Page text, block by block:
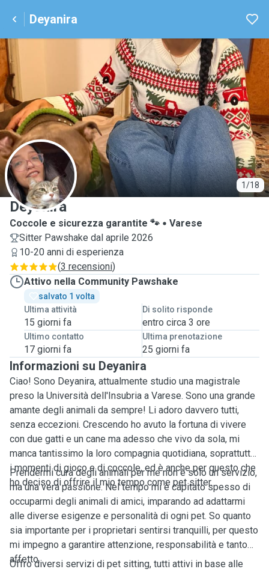
Deyanira
1/18
D
Deyanira
Coccole e sicurezza garantite 🐾
Varese
Sitter Pawshake dal aprile 2026
10-20 anni di esperienza
(3 recensioni)
Attivo nella Community Pawshake
salvato 1 volta
Ultima attività
15 giorni fa
Di solito risponde
entro circa 3 ore
Ultimo contatto
17 giorni fa
Ultima prenotazione
25 giorni fa
Informazioni su Deyanira
Ciao! Sono Deyanira, attualmente studio una magistrale
preso la Università dell'Insubria a Varese. Sono una grande
amante degli animali da sempre! Li adoro davvero tutti,
senza eccezioni. Crescendo ho avuto la fortuna di vivere
con due gatti e un cane ma adesso che vivo da sola, mi
manca tantissimo la loro compagnia quotidiana, soprattutto
i momenti di gioco e di coccole, ed è anche per questo che
ho deciso di offrire il mio tempo come pet sitter.
Prendermi cura degli animali per me non è solo un servizio,
ma una vera passione. Nel tempo mi è capitato spesso di
occuparmi degli animali di amici, imparando ad adattarmi
alle diverse esigenze e personalità di ogni pet. So quanto
sia importante per i proprietari sentirsi tranquilli, per questo
mi impegno a garantire attenzione, responsabilità e tanto
affetto.
Offro diversi servizi di pet sitting, tutti attivi in base alle